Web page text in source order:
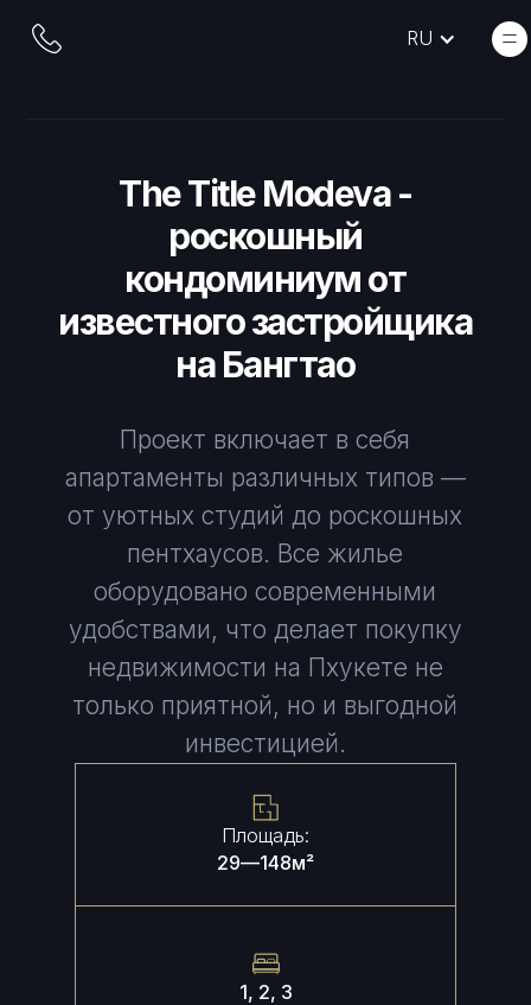
RU
The Title Modeva -
роскошный
кондоминиум от
известного застройщика
на Бангтао
Проект включает в себя
апартаменты различных типов —
от уютных студий до роскошных
пентхаусов. Все жилье
оборудовано современными
удобствами, что делает покупку
недвижимости на Пхукете не
только приятной, но и выгодной
инвестицией.
Площадь:
29—148м²
1, 2, 3